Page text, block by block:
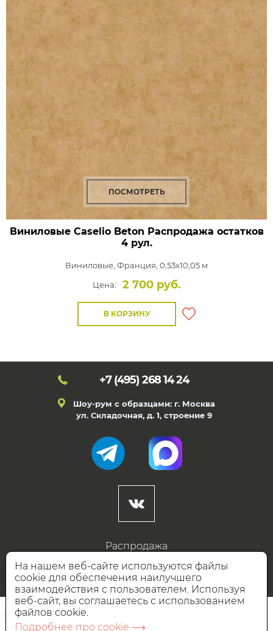
ПОСМОТРЕТЬ
Виниловые Caselio Beton Распродажа остатков
4 рул.
Виниловые, Франция, 0,53x10,05 м
Цена:
2 700 руб.
В КОРЗИНУ
+7 (495) 268 14 24
Шоу-рум с образцами: г. Москва
ул. Складочная, д. 1, строение 9
Распродажа
Готовые дизайны
Дизайнерам
НАШИ ПАРТНЁРЫ
На нашем веб-сайте используются файлы
cookie для обеспечения наилучшего
взаимодействия с пользователем. Используя
веб-сайт, вы соглашаетесь с использованием
файлов cookie.
Подробнее про cookie ⟶